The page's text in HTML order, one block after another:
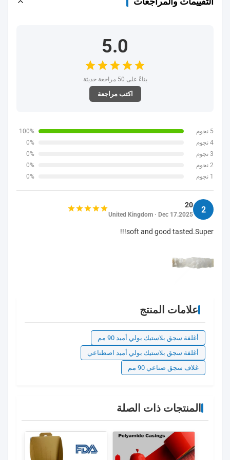
5.0
بناءً على 50 مراجعة حديثة
اكتب مراجعة
5 نجوم
100%
4 نجوم
0%
3 نجوم
0%
2 نجوم
0%
1 نجوم
0%
2
20
United Kingdom · Dec 17.2025
soft and good tasted.Super!!!
علامات المنتج
أغلفة سجق بلاستيك بولي أميد 90 مم
أغلفة سجق بلاستيك بولي أميد اصطناعي
غلاف سجق صناعي 90 مم
المنتجات ذات الصلة